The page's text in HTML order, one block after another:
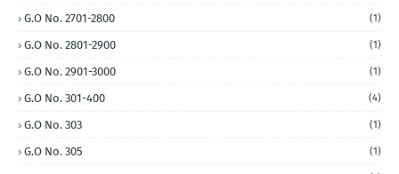
G.O No. 2701-2800 (1)
G.O No. 2801-2900 (1)
G.O No. 2901-3000 (1)
G.O No. 301-400 (4)
G.O No. 303 (1)
G.O No. 305 (1)